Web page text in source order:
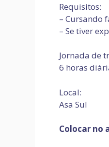
Requisitos:
– Cursando
– Se tiver
Jornada de
6 horas
Local:
Asa Sul
Colocar no